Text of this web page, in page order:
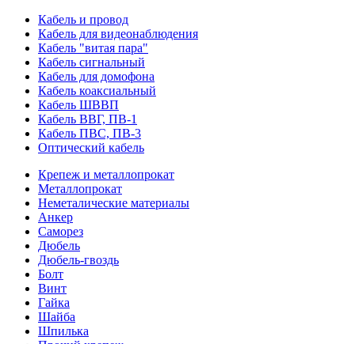
Кабель и провод
Кабель для видеонаблюдения
Кабель "витая пара"
Кабель сигнальный
Кабель для домофона
Кабель коаксиальный
Кабель ШВВП
Кабель ВВГ, ПВ-1
Кабель ПВС, ПВ-3
Оптический кабель
Крепеж и металлопрокат
Металлопрокат
Неметалические материалы
Анкер
Саморез
Дюбель
Дюбель-гвоздь
Болт
Винт
Гайка
Шайба
Шпилька